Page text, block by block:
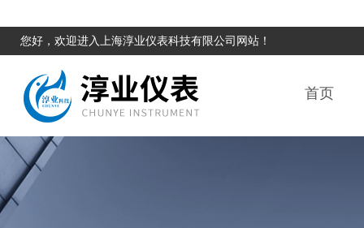
您好，欢迎进入上海淳业仪表科技有限公司网站！
首页